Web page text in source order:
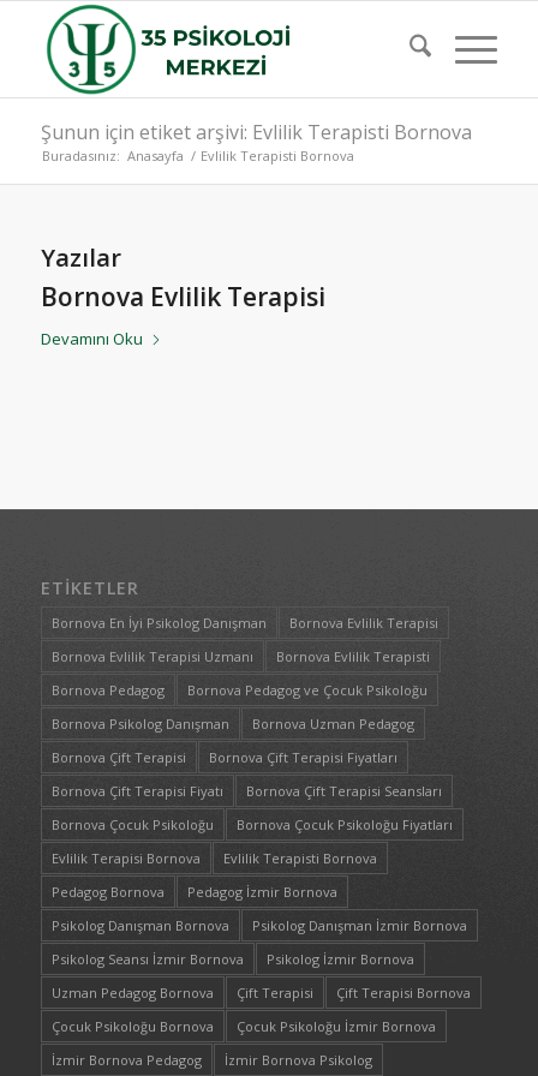
Şunun için etiket arşivi: Evlilik Terapisti Bornova
Buradasınız: Anasayfa / Evlilik Terapisti Bornova
Yazılar
Bornova Evlilik Terapisi
Devamını Oku
ETIKETLER
Bornova En İyi Psikolog Danışman
Bornova Evlilik Terapisi
Bornova Evlilik Terapisi Uzmanı
Bornova Evlilik Terapisti
Bornova Pedagog
Bornova Pedagog ve Çocuk Psikoloğu
Bornova Psikolog Danışman
Bornova Uzman Pedagog
Bornova Çift Terapisi
Bornova Çift Terapisi Fiyatları
Bornova Çift Terapisi Fiyatı
Bornova Çift Terapisi Seansları
Bornova Çocuk Psikoloğu
Bornova Çocuk Psikoloğu Fiyatları
Evlilik Terapisi Bornova
Evlilik Terapisti Bornova
Pedagog Bornova
Pedagog İzmir Bornova
Psikolog Danışman Bornova
Psikolog Danışman İzmir Bornova
Psikolog Seansı İzmir Bornova
Psikolog İzmir Bornova
Uzman Pedagog Bornova
Çift Terapisi
Çift Terapisi Bornova
Çocuk Psikoloğu Bornova
Çocuk Psikoloğu İzmir Bornova
İzmir Bornova Pedagog
İzmir Bornova Psikolog